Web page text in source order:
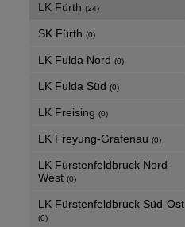
LK Fürth (24)
SK Fürth (0)
LK Fulda Nord (0)
LK Fulda Süd (0)
LK Freising (0)
LK Freyung-Grafenau (0)
LK Fürstenfeldbruck Nord-
West (0)
LK Fürstenfeldbruck Süd-Ost
(0)